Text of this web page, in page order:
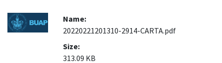
Name:
20220221201310-2914-CARTA.pdf
Size:
313.09 KB